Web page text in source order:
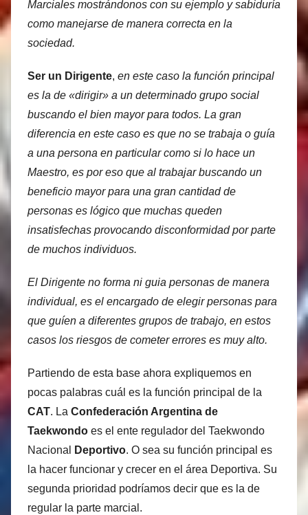
Marciales mostrándonos con su ejemplo y sabiduría
como manejarse de manera correcta en la
sociedad.
Ser un Dirigente, en este caso la función principal
es la de «dirigir» a un determinado grupo social
buscando el bien mayor para todos. La gran
diferencia en este caso es que no se trabaja o guía
a una persona en particular como si lo hace un
Maestro, es por eso que al trabajar buscando un
beneficio mayor para una gran cantidad de
personas es lógico que muchas queden
insatisfechas provocando disconformidad por parte
de muchos individuos.
El Dirigente no forma ni guia personas de manera
individual, es el encargado de elegir personas para
que guíen a diferentes grupos de trabajo, en estos
casos los riesgos de cometer errores es muy alto.
Partiendo de esta base ahora expliquemos en
pocas palabras cuál es la función principal de la
CAT. La Confederación Argentina de
Taekwondo es el ente regulador del Taekwondo
Nacional
Deportivo. O sea su función principal es
la hacer funcionar y crecer en el área Deportiva. Su
segunda prioridad podríamos decir que es la de
regular la parte marcial.